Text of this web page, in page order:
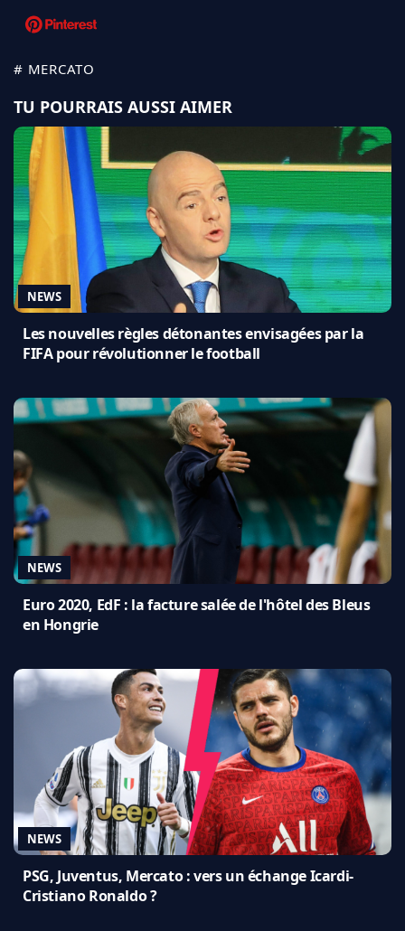
# MERCATO
TU POURRAIS AUSSI AIMER
NEWS
Les nouvelles règles détonantes envisagées par la
FIFA pour révolutionner le football
NEWS
Euro 2020, EdF : la facture salée de l'hôtel des Bleus
en Hongrie
NEWS
PSG, Juventus, Mercato : vers un échange Icardi-
Cristiano Ronaldo ?